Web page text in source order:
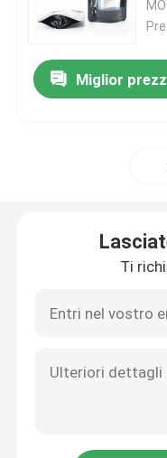
Barattolo di vetro
Barattolo di
Siringa in vetro
Confezione della
Miglior
Ti